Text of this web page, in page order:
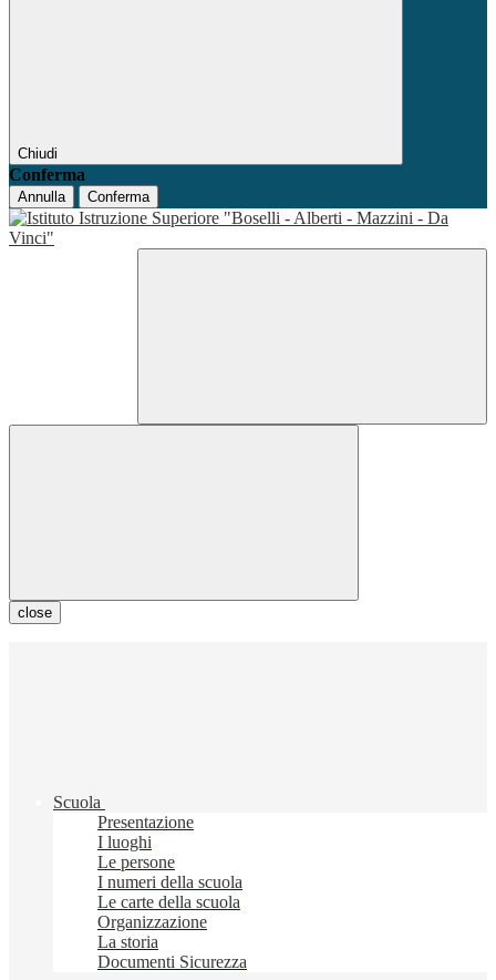
Chiudi
Conferma
Annulla Conferma
close
Scuola
Presentazione
I luoghi
Le persone
I numeri della scuola
Le carte della scuola
Organizzazione
La storia
Documenti Sicurezza